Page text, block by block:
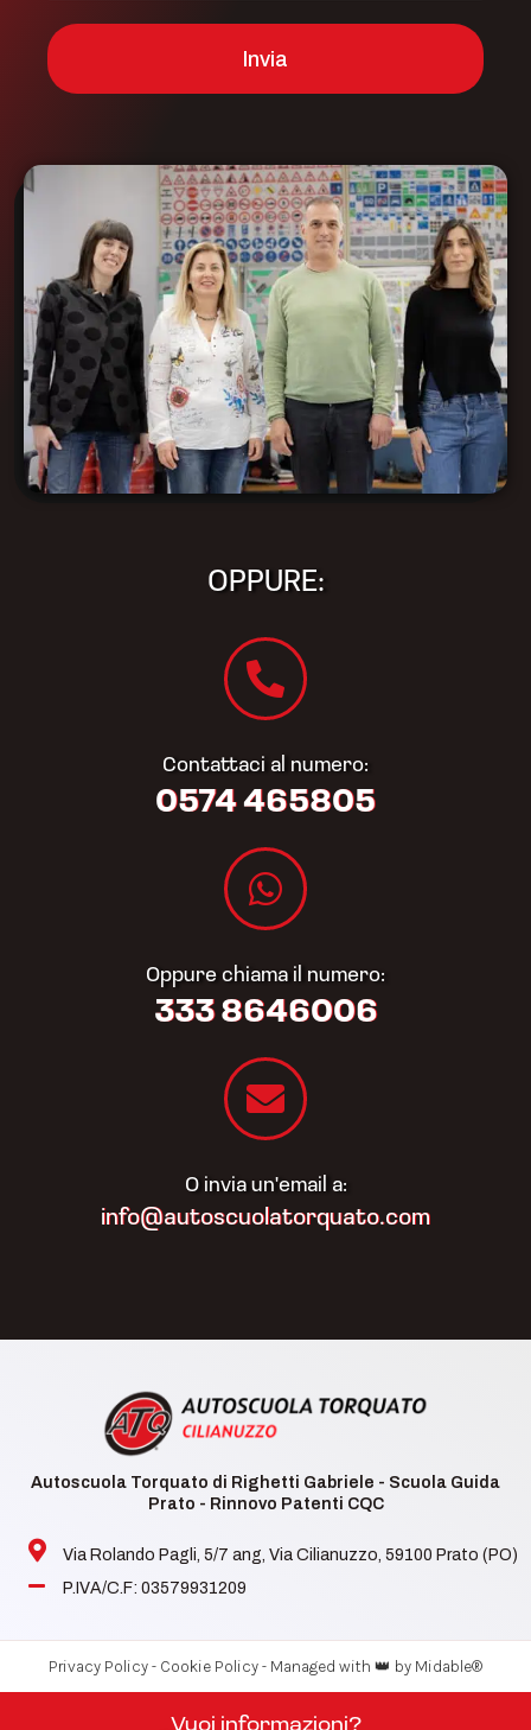
Invia
OPPURE:
Contattaci al numero:
0574 465805​
Oppure chiama il numero:
333 8646006
O invia un'email a:
info@autoscuolatorquato.com
Autoscuola Torquato di Righetti Gabriele - Scuola Guida
Prato - Rinnovo Patenti CQC
Via Rolando Pagli, 5/7 ang, Via Cilianuzzo, 59100 Prato (PO)
P.IVA/C.F: 03579931209
Privacy Policy - Cookie Policy - Managed with 👑 by Midable®